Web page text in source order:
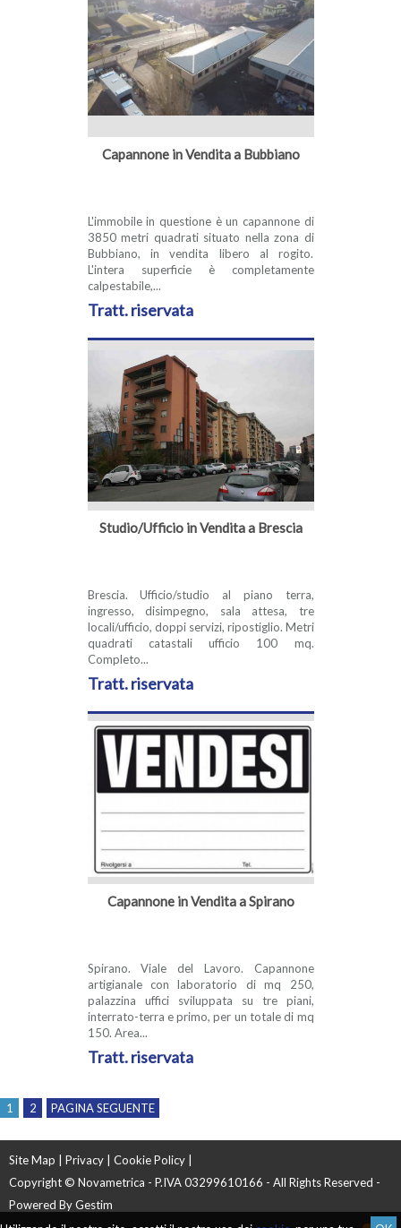
Capannone in Vendita a Bubbiano
L'immobile in questione è un capannone di
3850 metri quadrati situato nella zona di
Bubbiano, in vendita libero al rogito.
L'intera superficie è completamente
calpestabile,...
Tratt. riservata
Studio/Ufficio in Vendita a Brescia
Brescia. Ufficio/studio al piano terra,
ingresso, disimpegno, sala attesa, tre
locali/ufficio, doppi servizi, ripostiglio. Metri
quadrati catastali ufficio 100 mq.
Completo...
Tratt. riservata
Capannone in Vendita a Spirano
Spirano. Viale del Lavoro. Capannone
artigianale con laboratorio di mq 250,
palazzina uffici sviluppata su tre piani,
interrato-terra e primo, per un totale di mq
150. Area...
Tratt. riservata
1 2 PAGINA SEGUENTE
Site Map Privacy Cookie Policy
Copyright © Novametrica - P.IVA 03299610166 - All Rights Reserved -
Powered ByGestim